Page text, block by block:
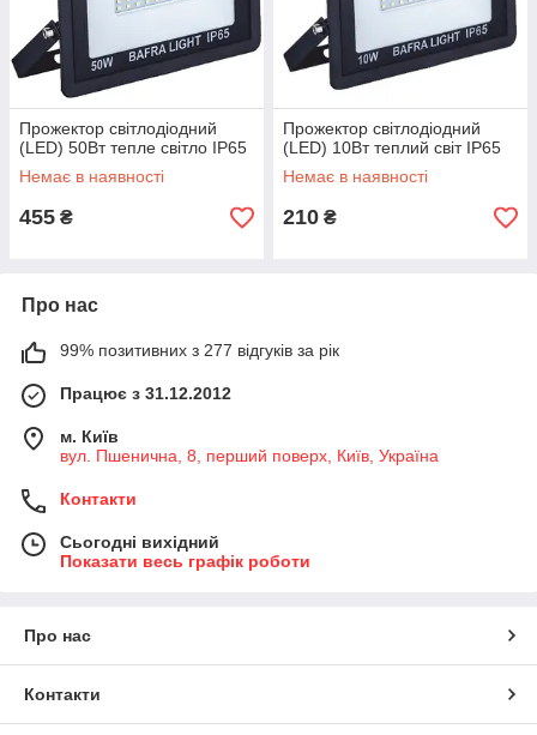
Прожектор світлодіодний
(LED) 50Вт тепле світло IP65
Немає в наявності
455 ₴
Прожектор світлодіодний
(LED) 10Вт теплий світ IP65
Немає в наявності
210 ₴
Про нас
99% позитивних з 277 відгуків за рік
Працює з 31.12.2012
м. Київ
вул. Пшенична, 8, перший поверх, Київ, Україна
Контакти
Сьогодні вихідний
Показати весь графік роботи
Про нас
Контакти